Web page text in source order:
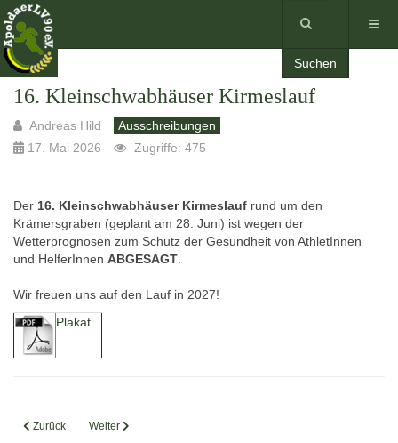
Suchen
16. Kleinschwabhäuser Kirmeslauf
Andreas Hild
Ausschreibungen
17. Mai 2026
Zugriffe: 475
Der 16. Kleinschwabhäuser Kirmeslauf rund um den
Krämersgraben (geplant am 28. Juni) ist wegen der
Wetterprognosen zum Schutz der Gesundheit von AthletInnen
und HelferInnen ABGESAGT
Wir freuen uns auf den Lauf in 2027!
Plakat...
Vorheriger Beitrag: Mitgliederversammlung 2026
Zurück Nächster Beitrag: Mitgliederversammlung am 18.06.2025
Weiter